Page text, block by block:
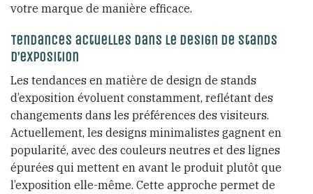
votre marque de manière efficace.
Tendances actuelles dans le design de stands
d’exposition
Les tendances en matière de design de stands
d’exposition évoluent constamment, reflétant des
changements dans les préférences des visiteurs.
Actuellement, les designs minimalistes gagnent en
popularité, avec des couleurs neutres et des lignes
épurées qui mettent en avant le produit plutôt que
l’exposition elle-même. Cette approche permet de